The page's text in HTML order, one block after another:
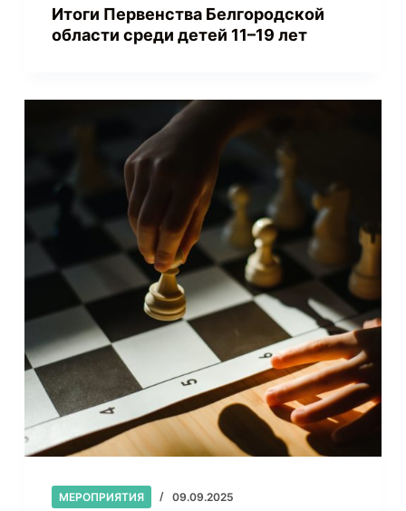
Итоги Первенства Белгородской
области среди детей 11–19 лет
МЕРОПРИЯТИЯ 09.09.2025